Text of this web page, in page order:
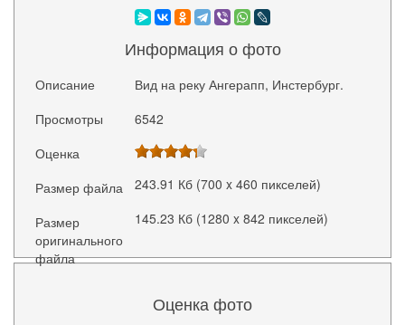
Информация о фото
Описание
Вид на реку Ангерапп, Инстербург.
Просмотры
6542
Оценка
Размер файла
243.91 Кб (700 x 460 пикселей)
Размер
оригинального
файла
145.23 Кб (1280 x 842 пикселей)
Оценка фото